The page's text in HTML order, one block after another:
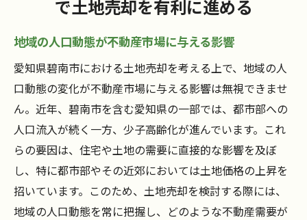
で土地売却を有利に進める
地域の人口動態が不動産市場に与える影響
愛知県碧南市における土地売却を考える上で、地域の人
口動態の変化が不動産市場に与える影響は無視できませ
ん。近年、碧南市を含む愛知県の一部では、都市部への
人口流入が続く一方、少子高齢化が進んでいます。これ
らの要因は、住宅や土地の需要に直接的な影響を及ぼ
し、特に都市部やその近郊においては土地価格の上昇を
招いています。このため、土地売却を検討する際には、
地域の人口動態を常に把握し、どのような不動産需要が